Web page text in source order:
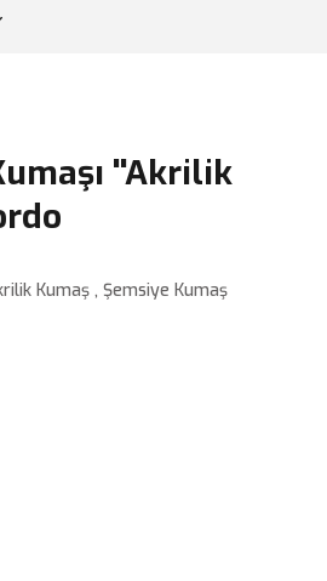
''Akrilik
Kumaş ,Şemsiye Kumaş